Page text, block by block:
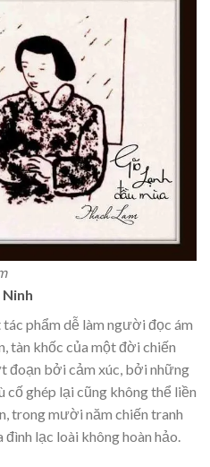
tác phẩm dễ làm người đọc ám
tàn khốc của một đời chiến
đoạn bởi cảm xúc, bởi những
cố ghép lại cũng không thể liền
trong mười năm chiến tranh
lạc loài không hoàn hảo.